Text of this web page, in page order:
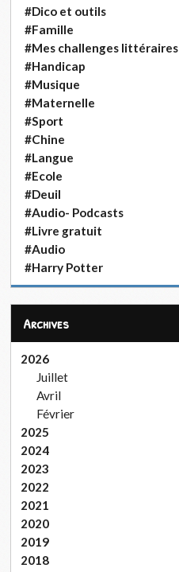
#Dico et outils
#Famille
#Mes challenges littéraires
#Handicap
#Musique
#Maternelle
#Sport
#Chine
#Langue
#Ecole
#Deuil
#Audio- Podcasts
#Livre gratuit
#Audio
#Harry Potter
Archives
2026
Juillet
Avril
Février
2025
2024
2023
2022
2021
2020
2019
2018